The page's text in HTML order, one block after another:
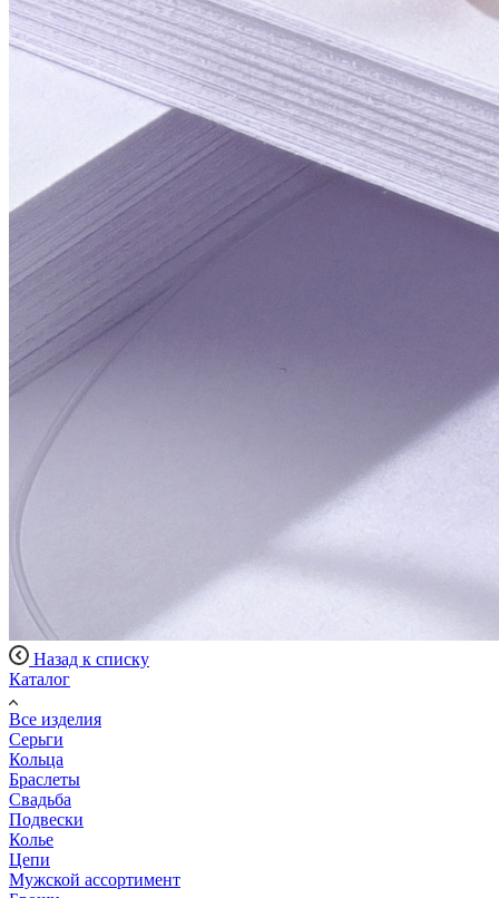
Назад к списку
Каталог
Все изделия
Серьги
Кольца
Браслеты
Свадьба
Подвески
Колье
Цепи
Мужской ассортимент